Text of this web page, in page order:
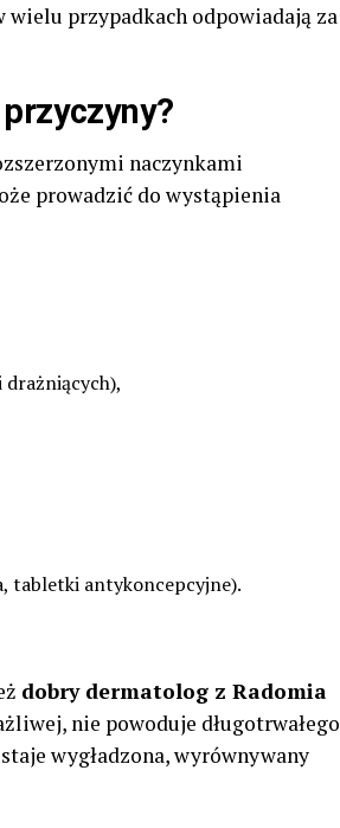
przypadkach odpowiadają za
naczynkami
prowadzić do wystąpienia
tabletki antykoncepcyjne).
dobry dermatolog z Radomia
nie powoduje długotrwałego
wygładzona, wyrównywany